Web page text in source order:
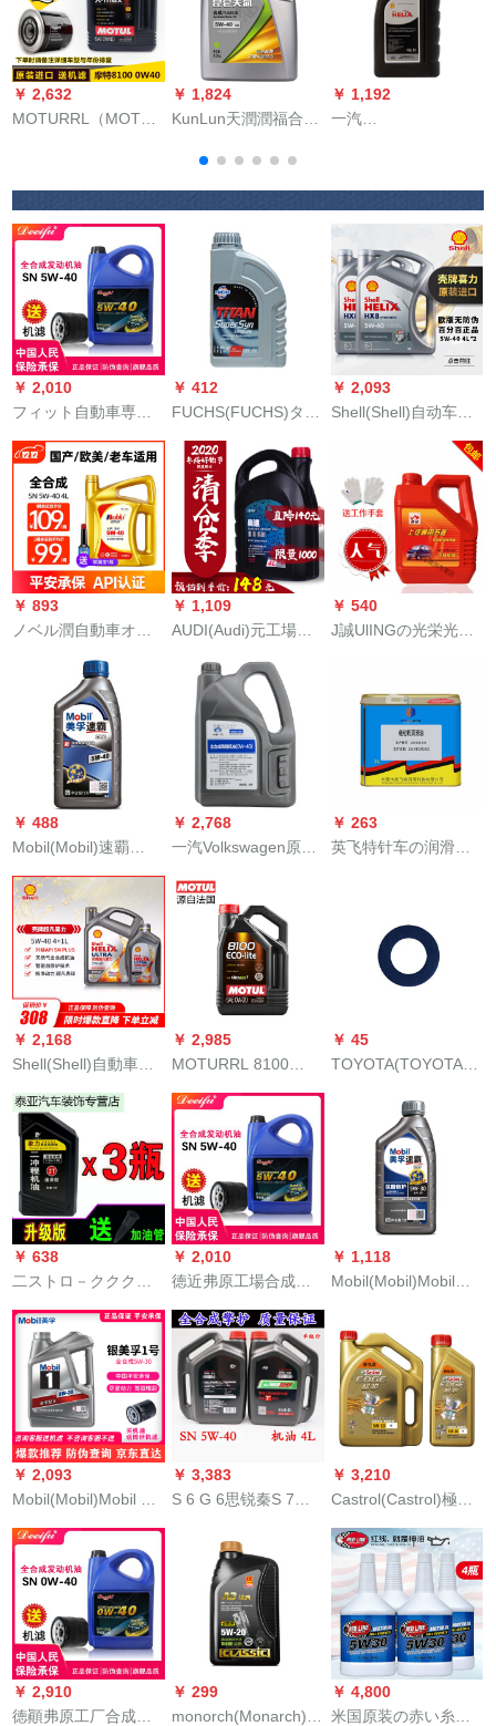
￥ 2,632
MOTURRL（MOTRL）
装入力合成オルグレ
ス送機フルタ
￥ 1,824
KunLun天潤潤福合成
W-40 SN 3.5 kg【新
グーレド】自動車サ
ズのメンテナス
￥ 1,192
一汽
動車用品のエンジ
オ・合成オル/潤滑油
0 W-40 Lは前進/CC
を詰めて適用しま
す。
￥ 2,010
フィット自動車専用
オーラル四季通用オ
ル合成オイル5 W-40
SN級4 Lフルート翔専
用オーイ
￥ 412
FUCHS(FUCHS)タイ
ターン融合能合成オ
イルSuperSyn
Longlife 0 W-40 A
3/B 4 SN 1 Lドイツ原
装入力
￥ 2,093
Shell(Shell)自动车オ
ーラルの润滑油の非
凡なハネネネケンhx
8全合成ブラジルシー
ェ7イエロスコ6半合
成ヨロッパ版の入力
无伪造入力、全合成
HX 8 W 40 L*2
￥ 893
ノベル潤自動車オイ
油オーイ自動車用品
全合成潤滑油SN 5 W-
40 L（旧車推奖）
￥ 1,109
AUDI(Audi)元工場専
1/A 3/A 4/A 5/A 6 L/A
7/Q 2 L/Q 5 L泛用フ
ール合成4 L 5 W-
40(167 A 24)
￥ 540
J誠UlINGの光栄光長
季通用です。
￥ 488
Mobil(Mobil)速覇
ングリス合成オイル
SN級速覇2000 W-40
￥ 2,768
一汽Volkswagen原油/
進/CC/探岳/探歌/速
騰/ゴルフ/宝来/ジレ
ット0オール4 L
￥ 263
英飞特针车の润滑油
￥ 2,168
Shell(Shell)自動車用
な喜力HX 8全合成藍
殻HX 7黄殻HX 6半合
成灰殻5 W 40 4 L+1
￥ 2,985
MOTURRL 8100
Gris 0 W-20 SNクラ
ス5 L自動車用品
￥ 45
TOYOTA(TOYOTA)
専用オーラル润滑油
カロラクライウハイ
ランダヴェジッツィ
ヒ4プロラドライト
￥ 638
二ストロ－クククオ
ラ—ラザー専用2 T庭
园机械専用オイルカ
—トオルソ—ソ—オ
イルレベアー版3本
+オイルチルブを送り
ます。
￥ 2,010
徳近弗原工場合成オ
ルは東風風神風光車
専門用オーイ合成オ
ル5 W-40 SN級4 Lリ
ット東風風光S 560専
用オーイです。
￥ 1,118
Mobil(Mobil)Mobil速
合成オイル5 W-30
SP級1 L自動車メンテ
ナス
￥ 2,093
Mobil(Mobil)Mobil 1
イングリス合成Oイ
SNレベル5 W-30 4 L
￥ 3,383
S 6 G 6思锐秦S 7唐
￥ 3,210
Castrol(Castrol)極護
W-30 FE SN/CF級4
L+1 L自動車用品
￥ 2,910
徳顚弗原工厂合成オ
￥ 299
monorch(Monarch)ク
￥ 4,800
米国原装の赤い糸